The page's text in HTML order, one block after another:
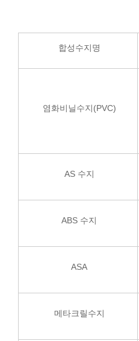
합성수지명
염화비닐수지(PVC)
AS 수지
ABS 수지
ASA
메타크릴수지